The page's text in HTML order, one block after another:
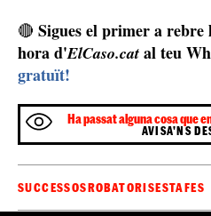
🔴 Sigues el primer a
hora d'ElCaso.cat al teu
gratuït!
Ha passat alguna cosa que
AVISA'NS
SUCCESSOSROBATORISESTAFES